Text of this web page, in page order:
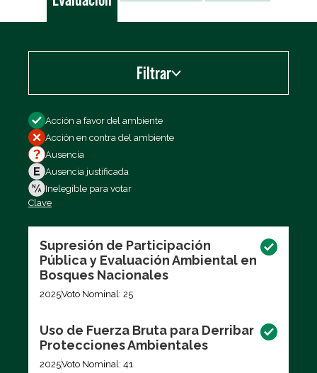
Filtrar
Filtrar por
Acción a favor del ambiente
Acción en contra del ambiente
Ausencia
Ausencia justificada
Inelegible para votar
Clave
Supresión de Participación
Pública y Evaluación Ambiental en
Bosques Nacionales
2025Voto Nominal: 25
Uso de Fuerza Bruta para Derribar
Protecciones Ambientales
2025Voto Nominal: 41